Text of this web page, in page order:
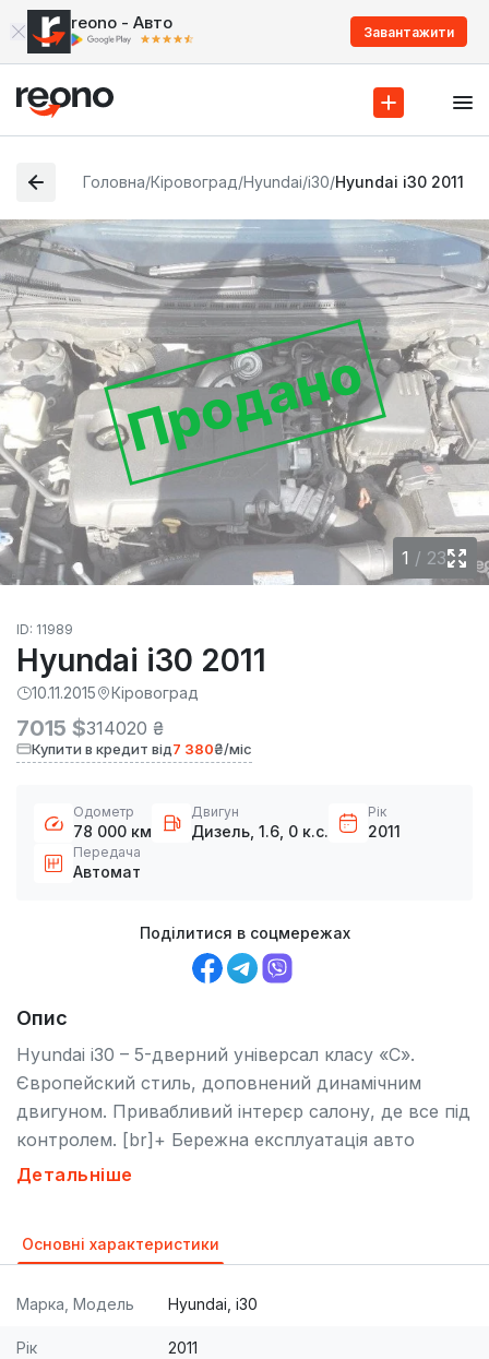
reono - Авто Завантажити
Головна/Кіровоград/Hyundai/i30/Hyundai i30 2011
Продано
1 / 23
ID: 11989
Hyundai i30 2011
10.11.2015 Кіровоград
7015 $314020 ₴
Купити в кредит від7 380₴/міс
Одометр
78 000 км
Двигун
Дизель, 1.6, 0 к.с.
Рік
2011
Передача
Автомат
Поділитися в соцмережах
Опис
Hyundai i30 – 5-дверний універсал класу «С».
Європейский стиль, доповнений динамічним
двигуном. Привабливий інтерєр салону, де все під
контролем. [br]+ Бережна експлуатація авто
підкреслює його ідеальний стан як зовні, так і з
салон, поміститься вся ciмя…на запас є дуже
хороша керованість. [br]+ Плавність та надійність
їзди. [br]+ Затишний, комфортний та надійний
Детальніше
Основні характеристики
Марка, Модель Hyundai, i30
Рік 2011